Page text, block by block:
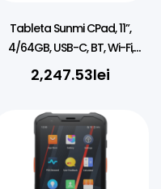
Tableta Sunmi CPad, 11”,
4/64GB, USB-C, BT, Wi-Fi,
Android GMS-EDLA
2,247.53lei